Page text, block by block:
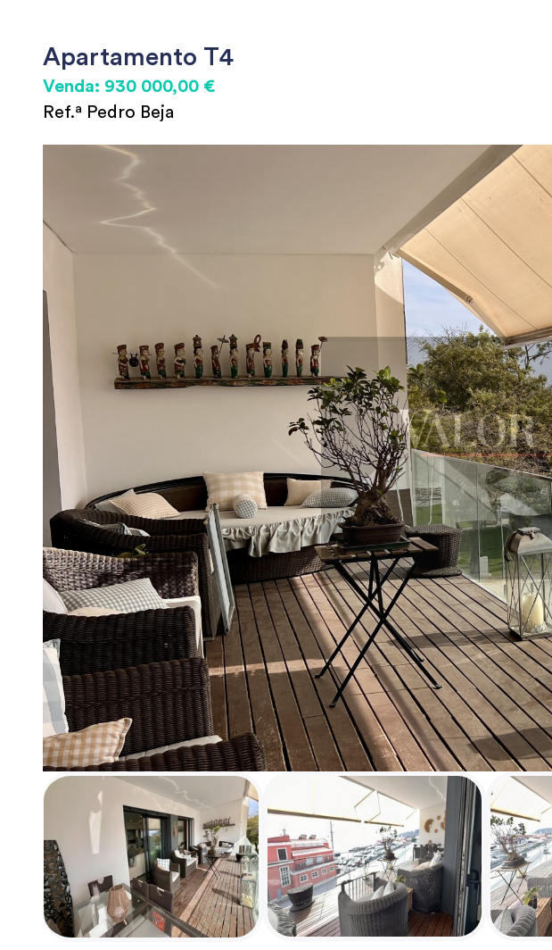
Apartamento T4
Venda: 930 000,00 €
Ref.ª Pedro Beja